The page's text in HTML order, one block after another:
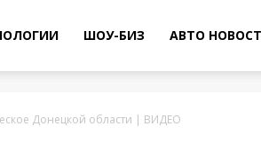
ШОУ-БИЗ АВТО
Донецкой области | ВИДЕО